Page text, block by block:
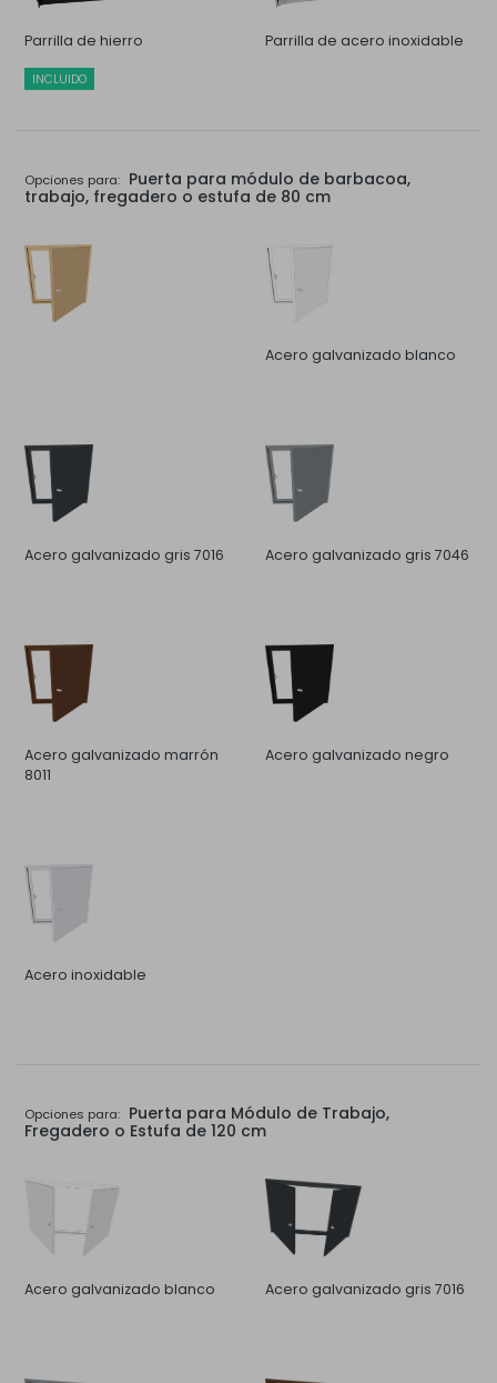
Parrilla de hierro
INCLUIDO
Parrilla de acero inoxidable
Opciones para: Puerta para módulo de barbacoa,
trabajo, fregadero o estufa de 80 cm
Acero galvanizado blanco
Acero galvanizado gris 7016 Acero galvanizado gris 7046
Acero galvanizado marrón
8011
Acero galvanizado negro
Acero inoxidable
Opciones para: Puerta para Módulo de Trabajo,
Fregadero o Estufa de 120 cm
Acero galvanizado blanco Acero galvanizado gris 7016